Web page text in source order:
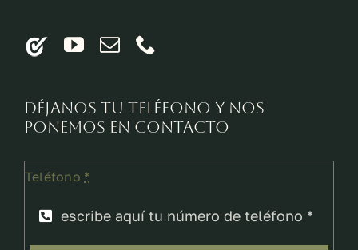
Déjanos tu teléfono y nos
ponemos en contacto
Teléfono *